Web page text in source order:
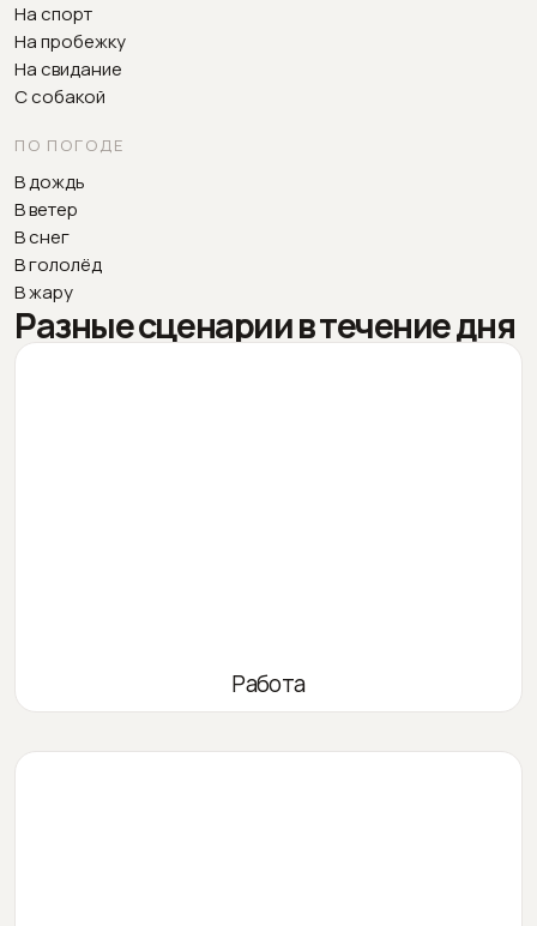
На спорт
На пробежку
На свидание
С собакой
ПО ПОГОДЕ
В дождь
В ветер
В снег
В гололёд
В жару
Разные сценарии в течение дня
Работа